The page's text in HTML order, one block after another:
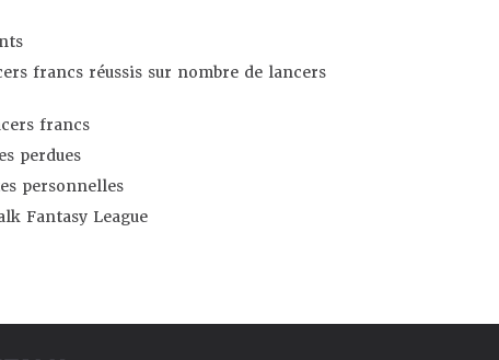
francs réussis sur nombre de lancers
francs
perdues
personnelles
Fantasy League